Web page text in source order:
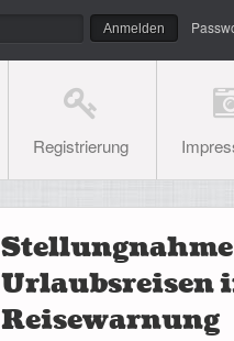
Registrierung
Stellungnahme
Urlaubsreisen
Reisewarnung